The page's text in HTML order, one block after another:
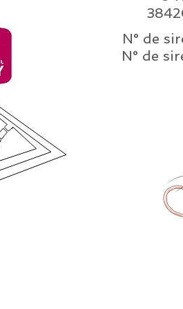
N° de
N° de